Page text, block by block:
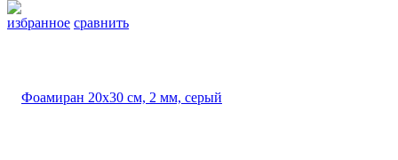
избранное сравнить